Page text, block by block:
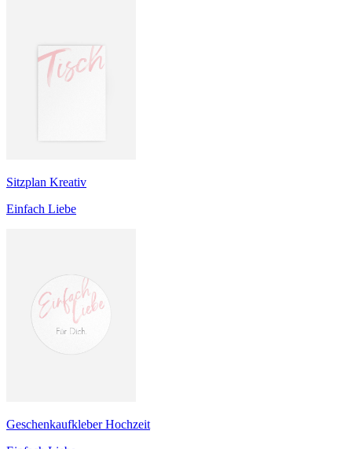
Sitzplan Kreativ
Einfach Liebe
Geschenkaufkleber Hochzeit